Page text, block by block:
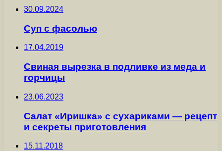
30.09.2024
Суп с фасолью
17.04.2019
Свиная вырезка в подливке из меда и
горчицы
23.06.2023
Салат «Иришка» с сухариками — рецепт
и секреты приготовления
15.11.2018